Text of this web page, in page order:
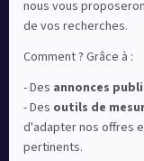
commerce en
En savoir plus
© EKINSPORT 2026